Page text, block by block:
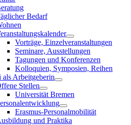
Bedarf
Vorträge, Einzelveranstaltungen
Seminare, Ausstellungen
Tagungen und Konferenzen
Kolloquien, Symposien, Reihen
Arbeitgeberin
Stellen
Universität Bremen
Erasmus-Personalmobilität
und Praktika